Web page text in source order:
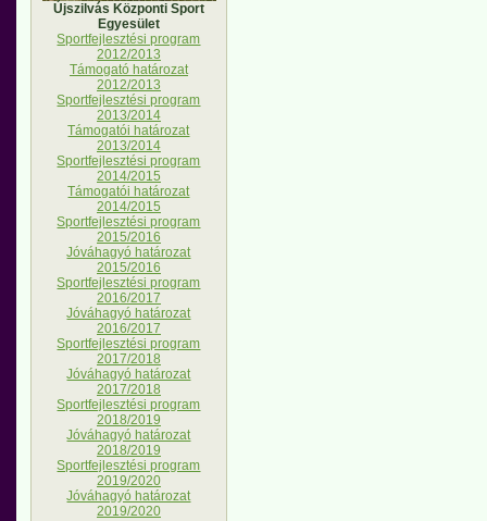
Újszilvás Központi Sport
Egyesület
Sportfejlesztési program
2012/2013
Támogató határozat
2012/2013
Sportfejlesztési program
2013/2014
Támogatói határozat
2013/2014
Sportfejlesztési program
2014/2015
Támogatói határozat
2014/2015
Sportfejlesztési program
2015/2016
Jóváhagyó határozat
2015/2016
Sportfejlesztési program
2016/2017
Jóváhagyó határozat
2016/2017
Sportfejlesztési program
2017/2018
Jóváhagyó határozat
2017/2018
Sportfejlesztési program
2018/2019
Jóváhagyó határozat
2018/2019
Sportfejlesztési program
2019/2020
Jóváhagyó határozat
2019/2020